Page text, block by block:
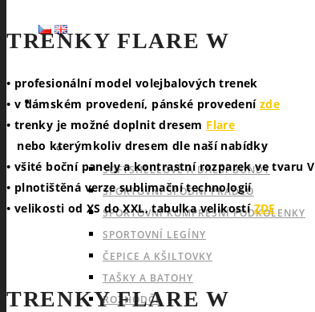
SPORTY
NABÍDKA PRO VŠECHNY SPORTY
SOFTSHELLOVÉ A DALŠÍ BUNDY
SPORTOVNÍ SPODNÍ PRÁDLO
SPORTOVNÍ KOMPRESNÍ PODKOLENKY
SPORTOVNÍ LEGÍNY
ČEPICE A KŠILTOVKY
TAŠKY A BATOHY
ROZHODČÍ
TRENKY FLARE W
• profesionální model volejbalových trenek
• v dámském provedení, pánské provedení zde
• trenky je možné doplnit dresem Flare
nebo kterýmkoliv dresem dle naší nabídky
• všité boční panely a kontrastní rozparek ve tvaru V
• plnotištěná verze sublimační technologií
• velikosti od XS do XXL, tabulka velikostíZDE
TRENKY FLARE W